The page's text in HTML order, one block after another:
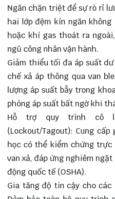
Ngăn chặn triệt để sự rò rỉ
hai lớp đệm kín ngăn
hoặc khí gas thoát ra
ngũ công nhân vận hành.
Giảm thiểu tối đa áp suất
chế xả áp thông qua van
lượng áp suất bẫy trong
phóng áp suất bất ngờ khi
Hỗ trợ quy trình cô
(Lockout/Tagout): Cung
học có thể kiểm chứng trực
van xả, đáp ứng nghiêm
động quốc tế (OSHA).
Gia tăng độ tin cậy cho các